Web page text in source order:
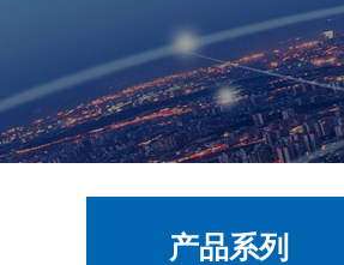
产品系列